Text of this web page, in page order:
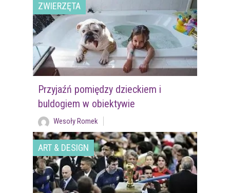
ZWIERZĘTA
Przyjaźń pomiędzy dzieckiem i
buldogiem w obiektywie
Wesoły Romek
ART & DESIGN